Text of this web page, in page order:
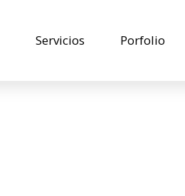
Servicios Porfolio